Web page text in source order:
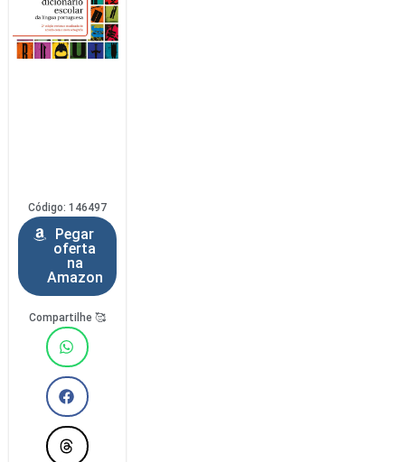
Código: 146497
Pegar
oferta
na
Amazon
Compartilhe 🥰